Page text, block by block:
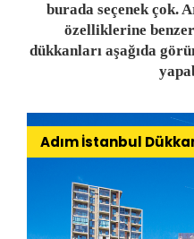
burada seçenek çok.
özelliklerine
dükkanları aşağıda
Adım İstanbul